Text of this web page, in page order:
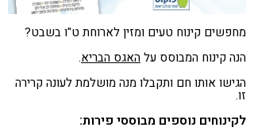
מחפשים קינוח טעים ומזין לארוחת ט"ו בשבט?
הנה קינוח המבוסס על האגס הבריא.
הגישו אותו חם ותקבלו מנה מושלמת לעונה קרירה
זו.
לקינוחים נוספים מבוססי פירות: